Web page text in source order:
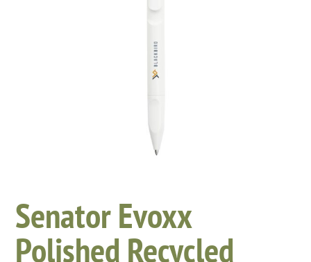
Senator Evoxx
Polished Recycled